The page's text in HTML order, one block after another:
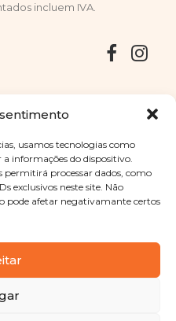
usamos tecnologias como
informações do dispositivo.
permitirá processar dados, como
exclusivos neste site. Não
pode afetar negativamante certos
incluem IVA.
Clara
. Todos os direitos
|Termos e condições
Agency